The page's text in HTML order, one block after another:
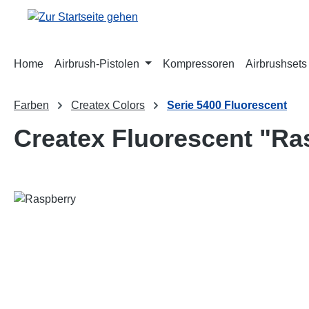
Hauptinhalt springen
Zur Suche springen
Zur Hauptnavigation springen
Home Airbrush-Pistolen Kompressoren Airbrushsets
Farben Createx Colors Serie 5400 Fluorescent
Createx Fluorescent
Bildergalerie überspringen